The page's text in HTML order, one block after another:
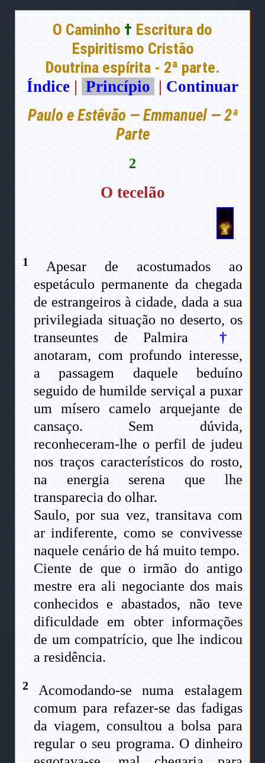
O Caminho † Escritura do
Espiritismo Cristão
Doutrina espírita - 2ª parte.
Índice | Princípio | Continuar
Paulo e Estêvão — Emmanuel — 2ª
Parte
2
O tecelão
1
Apesar de acostumados ao
espetáculo permanente da chegada
de estrangeiros à cidade, dada a sua
privilegiada situação no deserto, os
transeuntes de Palmira
†
anotaram, com profundo interesse,
a passagem daquele beduíno
seguido de humilde serviçal a puxar
um mísero camelo arquejante de
cansaço. Sem dúvida,
reconheceram-lhe o perfil de judeu
nos traços característicos do rosto,
na energia serena que lhe
transparecia do olhar.
Saulo, por sua vez, transitava com
ar indiferente, como se convivesse
naquele cenário de há muito tempo.
Ciente de que o irmão do antigo
mestre era ali negociante dos mais
conhecidos e abastados, não teve
dificuldade em obter informações
de um compatrício, que lhe indicou
a residência.
2 Acomodando-se numa estalagem
comum para refazer-se das fadigas
da viagem, consultou a bolsa para
regular o seu programa. O dinheiro